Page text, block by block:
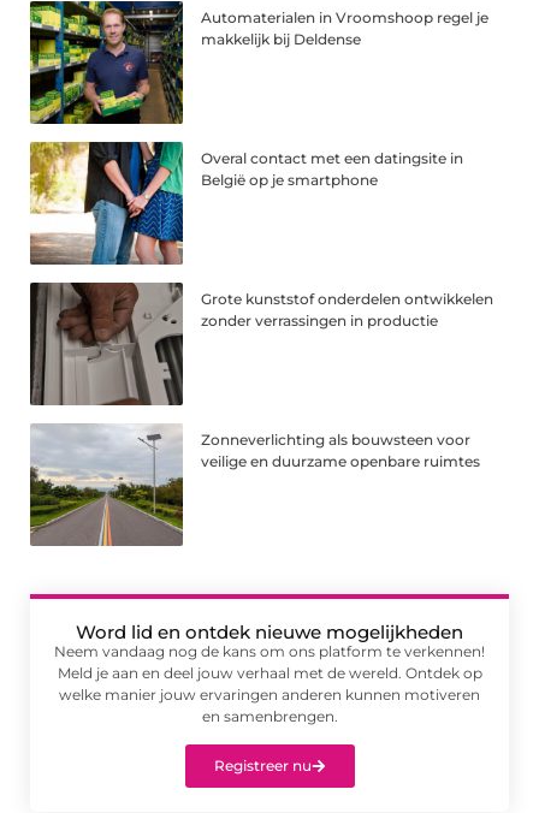
Automaterialen in Vroomshoop regel je
makkelijk bij Deldense
Overal contact met een datingsite in
België op je smartphone
Grote kunststof onderdelen ontwikkelen
zonder verrassingen in productie
Zonneverlichting als bouwsteen voor
veilige en duurzame openbare ruimtes
Word lid en ontdek nieuwe mogelijkheden
Neem vandaag nog de kans om ons platform te verkennen!
Meld je aan en deel jouw verhaal met de wereld. Ontdek op
welke manier jouw ervaringen anderen kunnen motiveren
en samenbrengen.
Registreer nu